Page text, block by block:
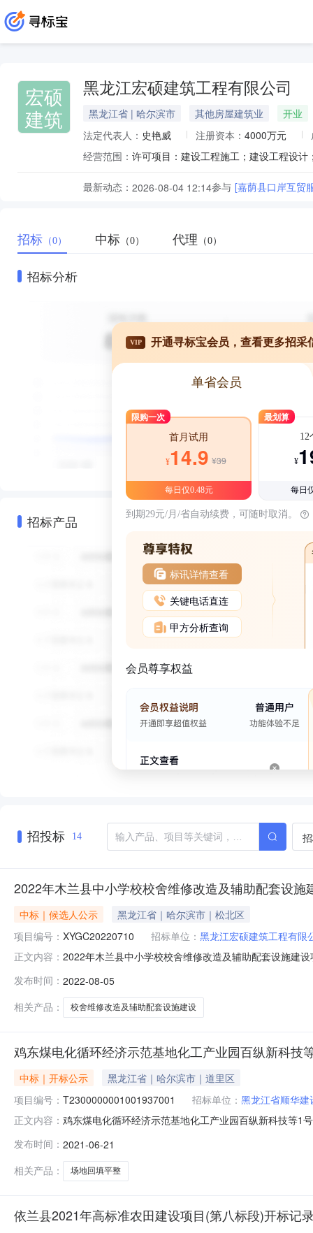
宏硕
建筑
黑龙江宏硕建筑工程有限公司
黑龙江省 | 哈尔滨市 其他房屋建筑业
开业
法定代表人： 史艳威 注册资本： 4000万元
经营范围：
最新动态： 2026-08-04 12:14参与 [嘉荫县口岸互贸
招标 （0） 中标 （0） 代理 （0）
招标分析
招标产品
VIP 开通寻标宝会员，查看更多招采
单省会员
限购一次
首月试用
¥14.9 ¥39
每日仅0.48元
最划算
12
¥
每日
到期29元/月/省自动续费，可随时取消。
标讯详情查看
关键电话直连
甲方分析查询
会员尊享权益
招投标 14
2022年木兰县中小学校校舍维修改造及辅助配套设施
中标｜候选人公示
黑龙江省｜哈尔滨市｜松北区
项目编号： XYGC20220710 招标单位： 黑龙江宏硕建筑工程有限
正文内容： 2022年木兰县中小学校校舍维修改造及辅助配套设施建
县建国乡利勤学校、木兰县建国乡中学、木兰县木兰镇
兰县吉兴乡中心小学
发布时间： 2022-08-05
相关产品：
校舍维修改造及辅助配套设施建设
鸡东煤电化循环经济示范基地化工产业园百纵新科技
中标｜开标公示
黑龙江省｜哈尔滨市｜道里区
项目编号： T2300000001001937001 招标单位： 黑龙江省顺华
正文内容： 鸡东煤电化循环经济示范基地化工产业园百纵新科技等
现行工程质量验收标准以及相关专业验收规范的合格标
发布时间： 2021-06-21
相关产品：
场地回填平整
依兰县2021年高标准农田建设项目(第八标段)开标记